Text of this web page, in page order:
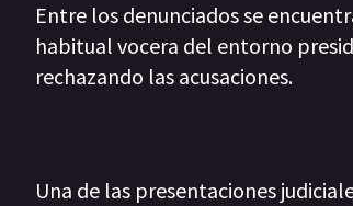
Entre los denunciados se
habitual vocera del entorno
rechazando las acusaciones.
Una de las presentaciones